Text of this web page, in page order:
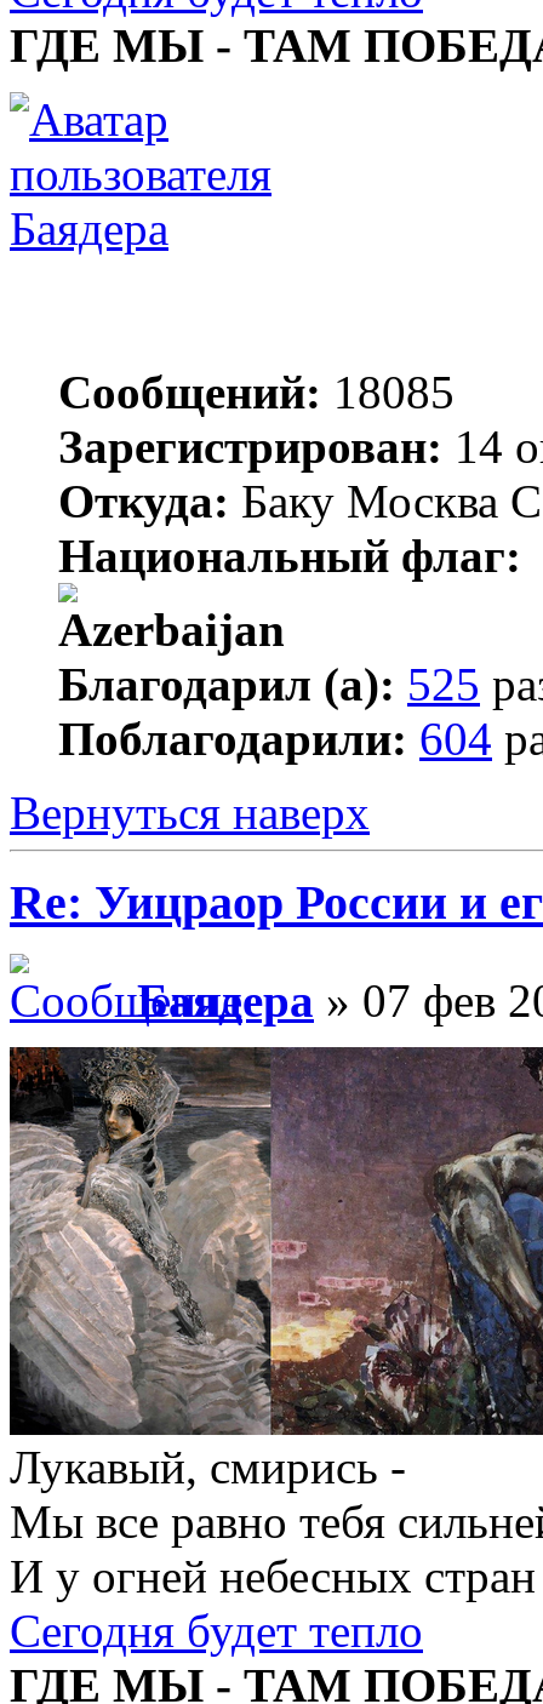
ГДЕ МЫ - ТАМ
Баядера
Сообщений: 18085
Зарегистрирован: 14
Откуда: Баку Москва
Национальный флаг:
Благодарил (а): 525
Поблагодарили: 604
Вернуться наверх
Re: Уицраор России и
Баядера » 07 фев
Лукавый, смирись -
Мы все равно тебя
И у огней небесных стран
Сегодня будет тепло
ГДЕ МЫ - ТАМ